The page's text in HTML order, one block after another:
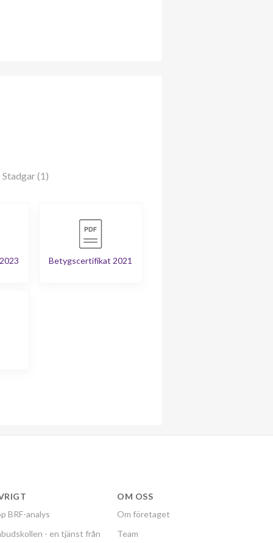
Stadgar (1)
Betygscertifikat 2021
BRF-analys
- en tjänst från
OM OSS
Om företaget
Team